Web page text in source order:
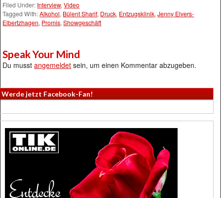
Filed Under: Interview,Video
Tagged With:Alkohol, Bülent Sharif, Druck, Entzugsklinik,Jenny Elvers-
Elbertzhagen, Promis,Showgeschäft
Speak Your Mind
Du musstangemeldet sein, um einen Kommentar abzugeben.
Werde jetzt Facebook-Fan!